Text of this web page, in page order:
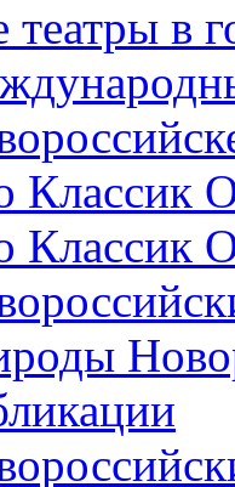
театры в
Классик
Классик